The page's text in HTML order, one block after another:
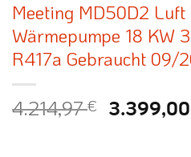
Meeting MD50D2 Luft
Wärmepumpe 18 KW
R417a Gebraucht 09/
4.214,97€